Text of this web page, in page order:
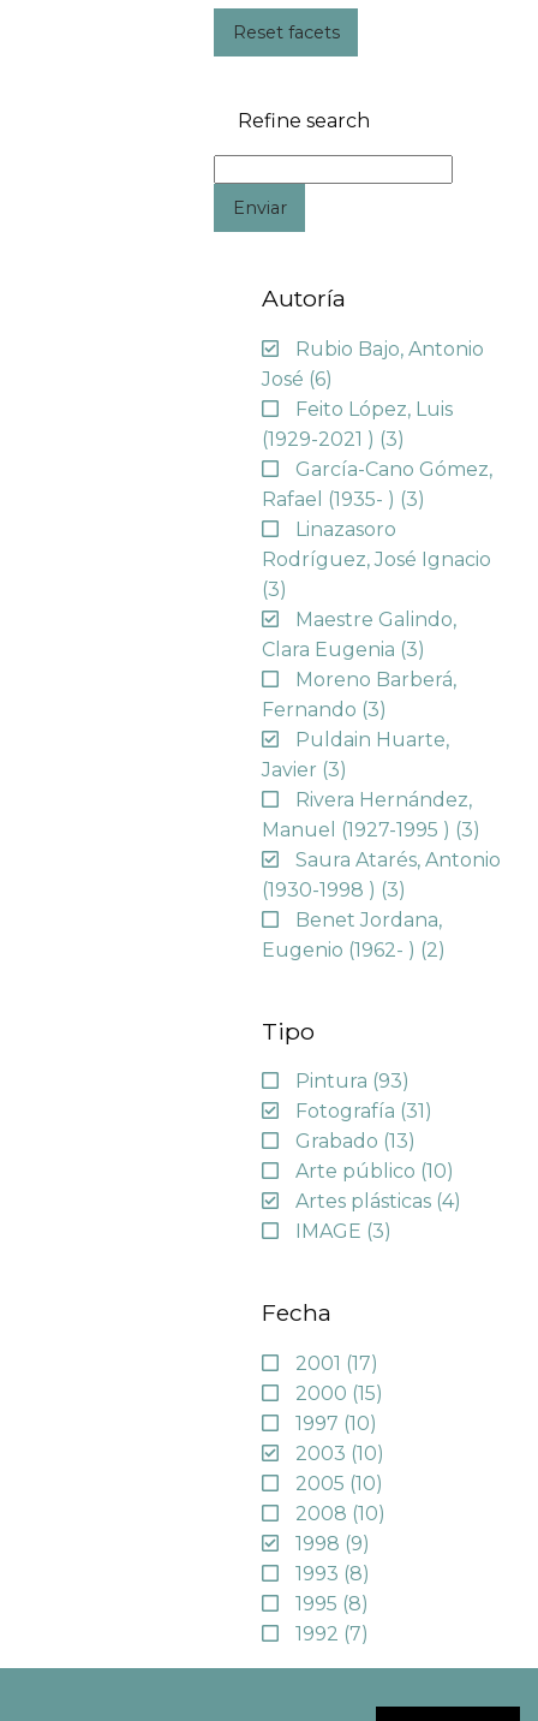
Reset facets
Refine search
Enviar
Autoría
Rubio Bajo, Antonio
José (6)
Feito López, Luis
(1929-2021 ) (3)
García-Cano Gómez,
Rafael (1935- ) (3)
Linazasoro
Rodríguez, José Ignacio
(3)
Maestre Galindo,
Clara Eugenia (3)
Moreno Barberá,
Fernando (3)
Puldain Huarte,
Javier (3)
Rivera Hernández,
Manuel (1927-1995 ) (3)
Saura Atarés, Antonio
(1930-1998 ) (3)
Benet Jordana,
Eugenio (1962- ) (2)
Tipo
Pintura (93)
Fotografía (31)
Grabado (13)
Arte público (10)
Artes plásticas (4)
IMAGE (3)
Fecha
2001 (17)
2000 (15)
1997 (10)
2003 (10)
2005 (10)
2008 (10)
1998 (9)
1993 (8)
1995 (8)
1992 (7)